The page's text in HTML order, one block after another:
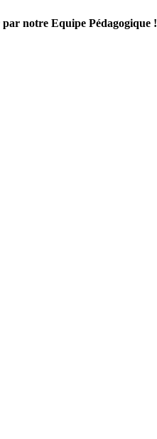
par notre Equipe Pédagogique !